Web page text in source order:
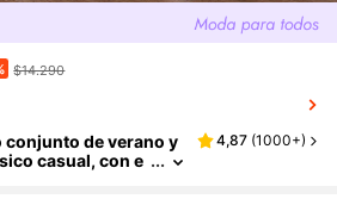
$14.290
conjunto de verano y
casual, con e
4,87 (1000+)